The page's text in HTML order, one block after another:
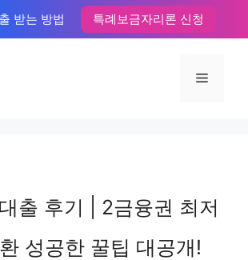
받는 방법 특례보금자리론 신청
메
출 후기 | 2금융권 최저
성공한 꿀팁 대공개!